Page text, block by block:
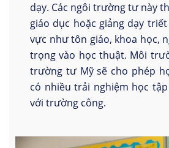
dạy. Các ngôi trường tư này
giáo dục hoặc giảng dạy
vực như tôn giáo, khoa học,
trọng vào học thuật. Môi
trường tư Mỹ sẽ cho phép
có nhiều trải nghiệm học
với trường công.